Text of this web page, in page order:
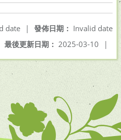
發佈日期： Invalid date
date
|
最後更新日期： 2025-03-10 |